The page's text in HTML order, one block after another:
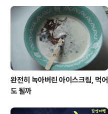
완전히 녹아버린 아이스크림, 먹어
도 될까